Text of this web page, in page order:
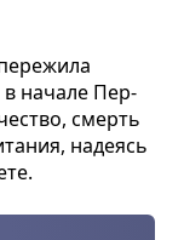
в начале Пер­
смерть
наде­ясь